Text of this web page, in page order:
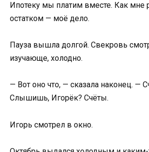
Ипотеку мы платим вместе. Как мне
остатком — моё дело.
Пауза вышла долгой. Свекровь
изучающе, холодно.
— Вот оно что, — сказала наконец. —
Слышишь, Игорёк? Счёты.
Игорь смотрел в окно.